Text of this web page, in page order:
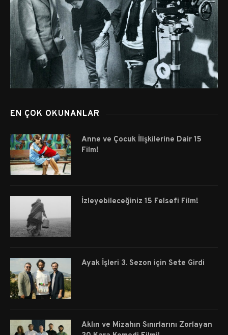
EN ÇOK OKUNANLAR
Anne ve Çocuk İlişkilerine Dair 15
Film!
İzleyebileceğiniz 15 Felsefi Film!
Ayak İşleri 3. Sezon için Sete Girdi
Aklın ve Mizahın Sınırlarını Zorlayan